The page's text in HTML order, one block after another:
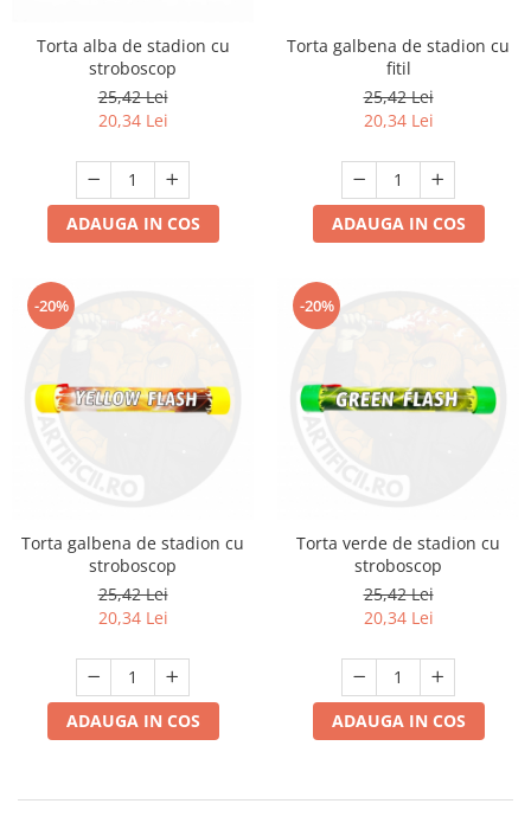
Torta alba de stadion cu
stroboscop
25,42 Lei
20,34 Lei
ADAUGA IN COS
Torta galbena de stadion cu
fitil
25,42 Lei
20,34 Lei
ADAUGA IN COS
-20%
Torta galbena de stadion cu
stroboscop
25,42 Lei
20,34 Lei
ADAUGA IN COS
-20%
Torta verde de stadion cu
stroboscop
25,42 Lei
20,34 Lei
ADAUGA IN COS